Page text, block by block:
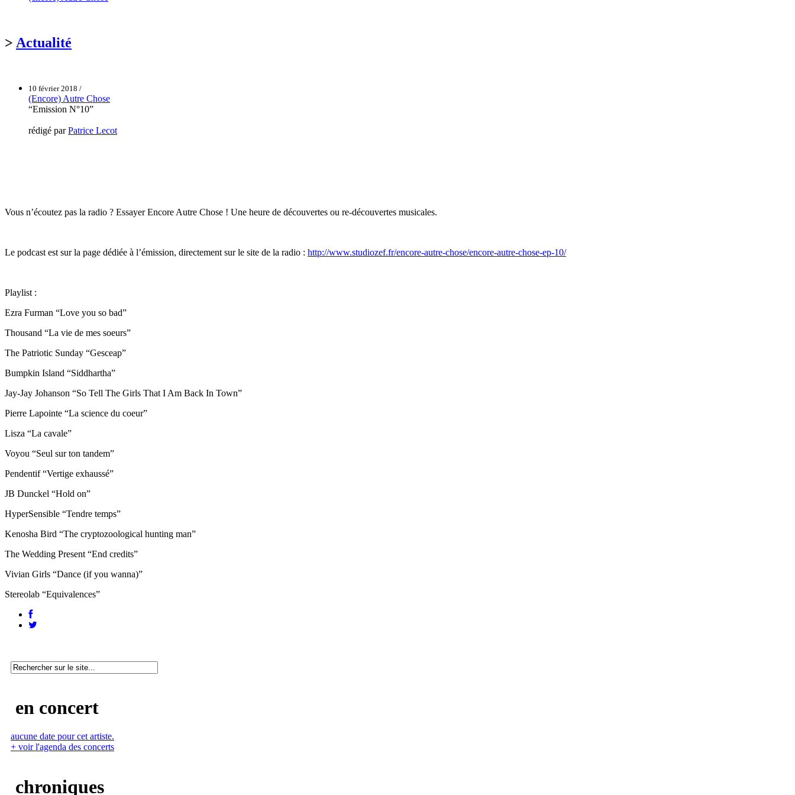
> Actualité
10 février 2018 /
(Encore) Autre Chose
“Emission N°10”
rédigé parPatrice Lecot
Vous n’écoutez pas la radio ? Essayer Encore Autre Chose ! Une heure de découvertes ou re-découvertes musicales.
Le podcast est sur la page dédiée à l’émission, directement sur le site de la radio : http://www.studiozef.fr/encore-autre-chose/encore-autre-chose-ep-10/
Playlist :
Ezra Furman “Love you so bad”
Thousand “La vie de mes soeurs”
The Patriotic Sunday “Gesceap”
Bumpkin Island “Siddhartha”
Jay-Jay Johanson “So Tell The Girls That I Am Back In Town”
Pierre Lapointe “La science du coeur”
Lisza “La cavale”
Voyou “Seul sur ton tandem”
Pendentif “Vertige exhaussé”
JB Dunckel “Hold on”
HyperSensible “Tendre temps”
Kenosha Bird “The cryptozoological hunting man”
The Wedding Present “End credits”
Vivian Girls “Dance (if you wanna)”
Stereolab “Equivalences”
en concert
aucune date pour cet artiste.
+ voir l'agenda des concerts
chroniques